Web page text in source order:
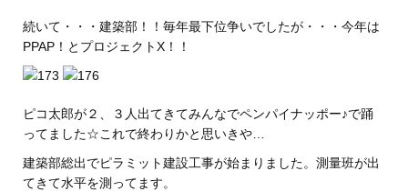
続いて・・・建築部！！毎年最下位争いでしたが・・・今年は
PPAP！とプロジェクトX！！
ピコ太郎が２、３人出てきてみんなでペンパイナッポー♪で踊
ってました☆これで終わりかと思いきや…
建築部総出でピラミット建設工事が始まりました。測量班が出
てきて水平を測ってます。